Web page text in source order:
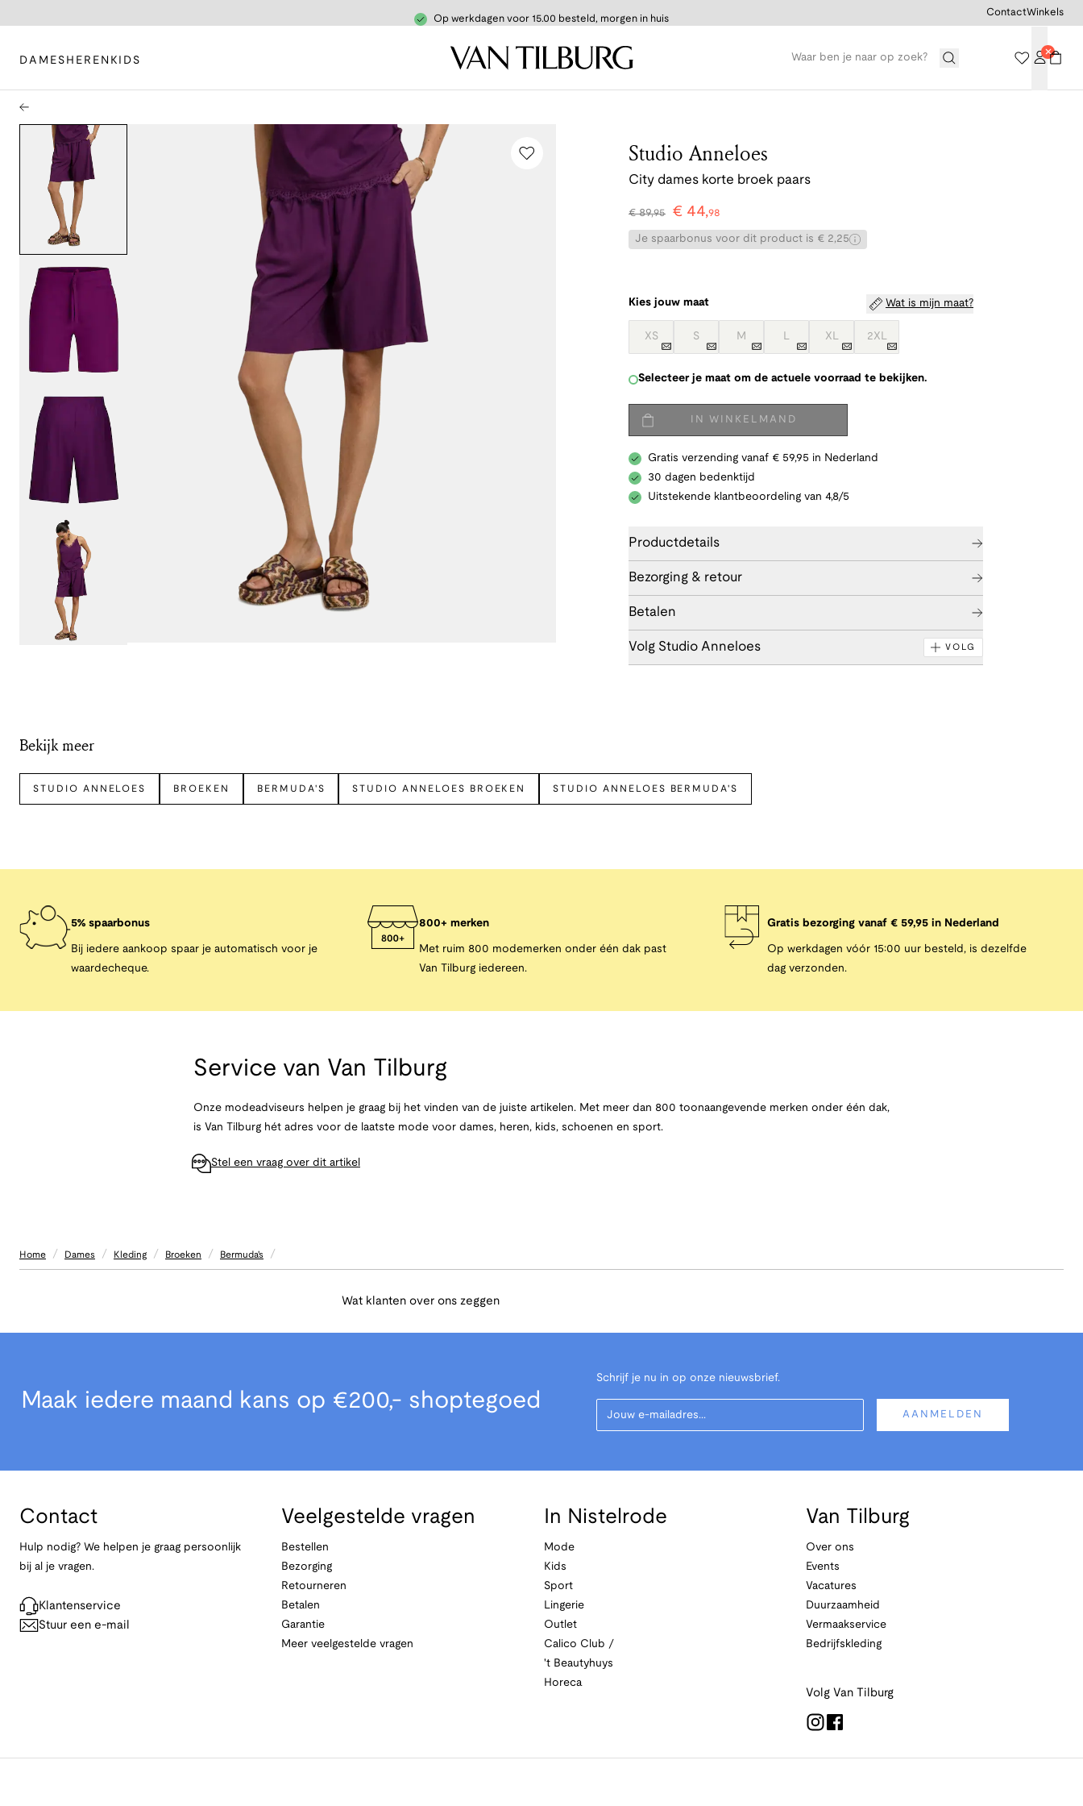
Op werkdagen voor 15.00 besteld, morgen in huis
DAMES HEREN KIDS
ContactWinkels
Studio Anneloes
City dames korte broek paars
€89,95 € 44,98
Je spaarbonus voor dit product is € 2,25
Kies jouw maat Wat is mijn maat?
XS S M L XL 2XL
Selecteer je maat om de actuele voorraad te bekijken.
IN WINKELMAND
Gratis verzending vanaf € 59,95 in Nederland
30 dagen bedenktijd
Uitstekende klantbeoordeling van 4,8/5
Productdetails
Bezorging & retour
Betalen
Volg Studio Anneloes VOLG
Bekijk meer
STUDIO ANNELOES BROEKEN BERMUDA'S STUDIO ANNELOES BROEKEN STUDIO ANNELOES BERMUDA'S
5% spaarbonus
Bij iedere aankoop spaar je automatisch voor je
waardecheque.
800+ merken
Met ruim 800 modemerken onder één dak past
Van Tilburg iedereen.
Gratis bezorging vanaf € 59,95 in Nederland
Op werkdagen vóór 15:00 uur besteld, is dezelfde
dag verzonden.
Service van Van Tilburg
Onze modeadviseurs helpen je graag bij het vinden van de juiste artikelen. Met meer dan 800 toonaangevende merken onder één dak,
is Van Tilburg hét adres voor de laatste mode voor dames, heren, kids, schoenen en sport.
Stel een vraag over dit artikel
Home / Dames / Kleding / Broeken / Bermuda's /
Wat klanten over ons zeggen
Maak iedere maand kans op €200,- shoptegoed
Schrijf je nu in op onze nieuwsbrief.
Your Email
AANMELDEN
Contact
Hulp nodig? We helpen je graag persoonlijk
bij al je vragen.
Klantenservice
Stuur een e-mail
Veelgestelde vragen
Bestellen
Bezorging
Retourneren
Betalen
Garantie
Meer veelgestelde vragen
In Nistelrode
Mode
Kids
Sport
Lingerie
Outlet
Calico Club /
't Beautyhuys
Horeca
Van Tilburg
Over ons
Events
Vacatures
Duurzaamheid
Vermaakservice
Bedrijfskleding
Volg Van Tilburg